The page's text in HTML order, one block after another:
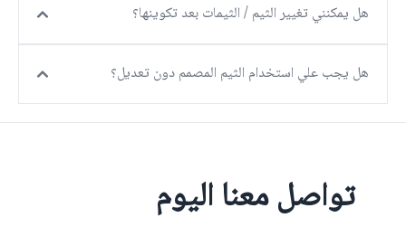
هل يمكنني تغيير الثيم / الثيمات بعد تكوينها؟
هل يجب علي استخدام الثيم المصمم دون تعديل؟
تواصل معنا اليوم